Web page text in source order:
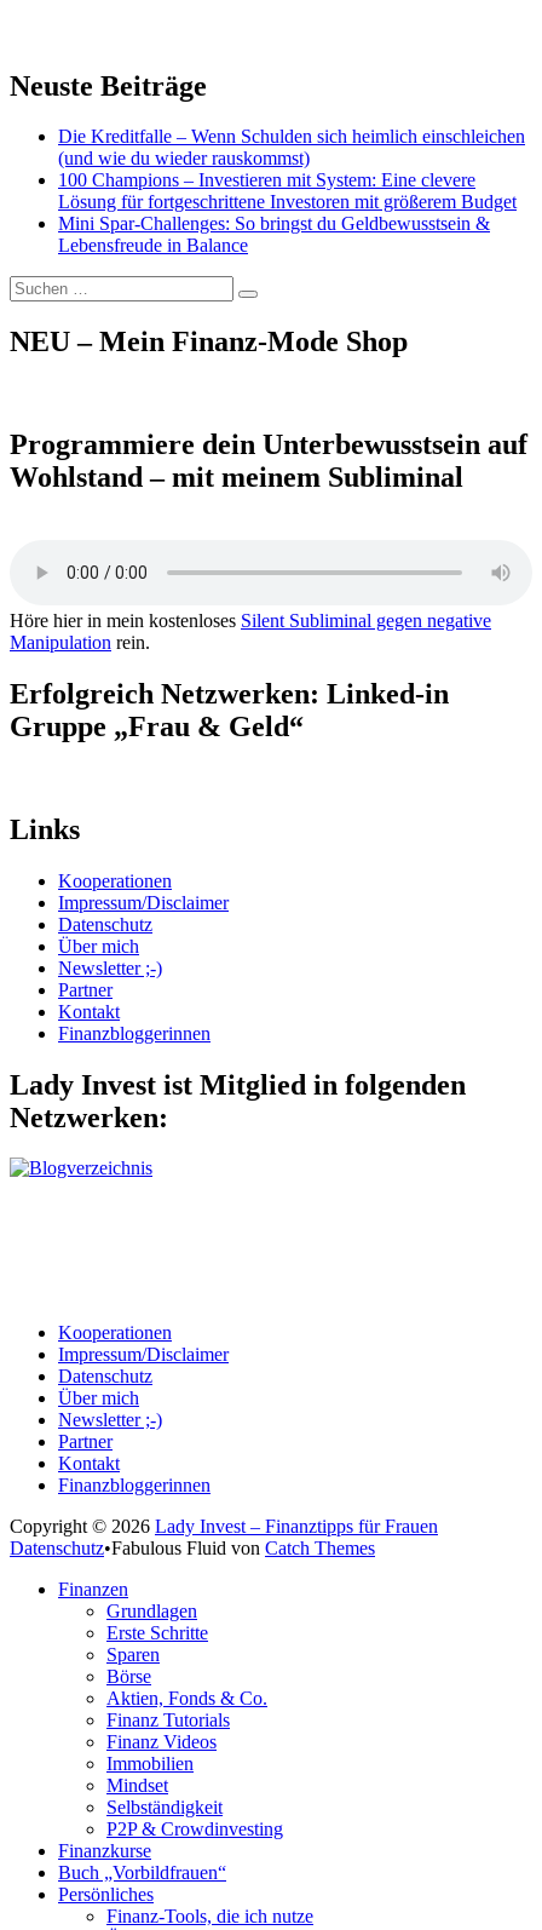
Neuste Beiträge
Die Kreditfalle – Wenn Schulden sich heimlich einschleichen
(und wie du wieder rauskommst)
100 Champions – Investieren mit System: Eine clevere
Lösung für fortgeschrittene Investoren mit größerem Budget
Mini Spar-Challenges: So bringst du Geldbewusstsein &
Lebensfreude in Balance
Suchen
nach:
Suchen
NEU – Mein Finanz-Mode Shop
Programmiere dein Unterbewusstsein auf
Wohlstand – mit meinem Subliminal
Höre hier in mein kostenloses Silent Subliminal gegen negative
Manipulation rein.
Erfolgreich Netzwerken: Linked-in
Gruppe „Frau & Geld“
Links
Kooperationen
Impressum/Disclaimer
Datenschutz
Über mich
Newsletter ;-)
Partner
Kontakt
Finanzbloggerinnen
Lady Invest ist Mitglied in folgenden
Netzwerken:
Kooperationen
Impressum/Disclaimer
Datenschutz
Über mich
Newsletter ;-)
Partner
Kontakt
Finanzbloggerinnen
Copyright © 2026 Lady Invest – Finanztipps für Frauen
Datenschutz•Fabulous Fluid von Catch Themes
oben
Finanzen
Grundlagen
Erste Schritte
Sparen
Börse
Aktien, Fonds & Co.
Finanz Tutorials
Finanz Videos
Immobilien
Mindset
Selbständigkeit
P2P & Crowdinvesting
Finanzkurse
Buch „Vorbildfrauen“
Persönliches
Finanz-Tools, die ich nutze